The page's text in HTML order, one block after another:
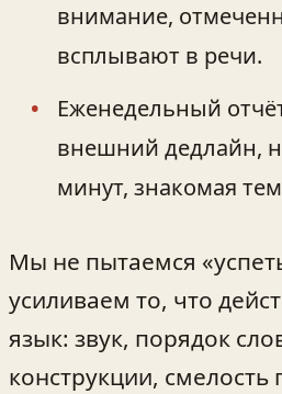
внимание,
всплывают в речи.
Еженедельный
внешний дедлайн,
минут, знакомая
Мы не пытаемся
усиливаем то, что
язык: звук, порядок
конструкции, смелость